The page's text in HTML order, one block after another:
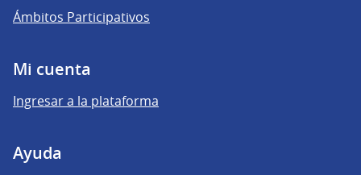
Ámbitos Participativos
Mi cuenta
Ingresar a la plataforma
Ayuda